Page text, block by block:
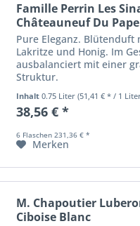
Famille Perrin Les
Châteauneuf Du
Pure Eleganz. Blütenduft
Lakritze und Honig. Im
ausbalanciert mit einer
Struktur.
Inhalt 0.75 Liter (51,41 € * / 1
38,56 € *
6 Flaschen 231,36 € *
Merken
M. Chapoutier
Ciboise Blanc